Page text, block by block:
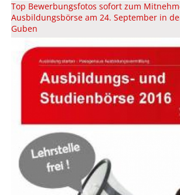
Top Bewerbungsfotos sofort zum
Ausbildungsbörse am 24. September in
Guben